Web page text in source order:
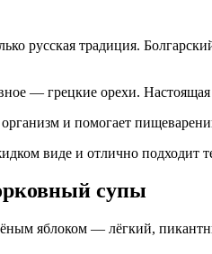
русская традиция.
— грецкие орехи.
и помогает
виде и отлично подходит
супы
яблоком — лёгкий,